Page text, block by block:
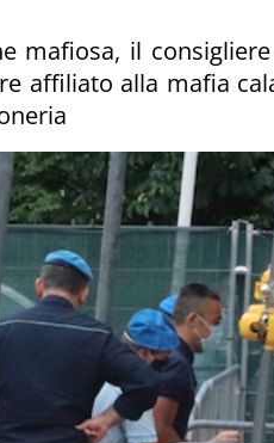
mafiosa, il
affiliato alla mafia